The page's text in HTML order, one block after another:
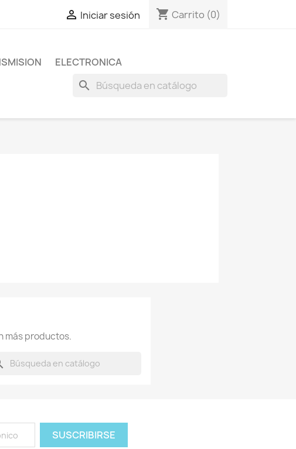
 Iniciar sesión shopping_cart Carrito (0)
ELECTRONICA
search
más productos.